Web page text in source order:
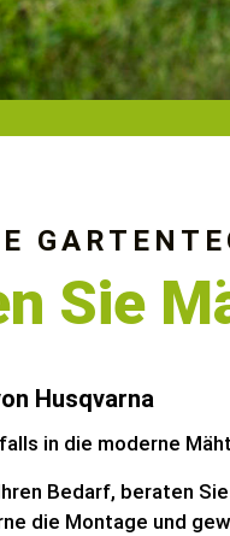
Sie
Husqvarna
in die moderne
Bedarf, beraten
die Montage und